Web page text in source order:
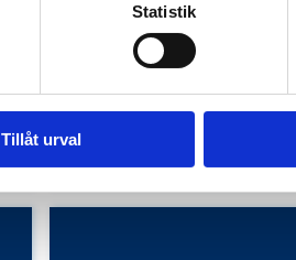
Statistik
Tillåt urval
Hur gör jag en orosanmälan till
kommun?